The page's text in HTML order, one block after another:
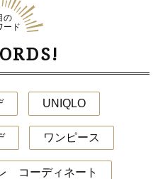
の
ード
UNIQLO
ワンピース
コーディネート